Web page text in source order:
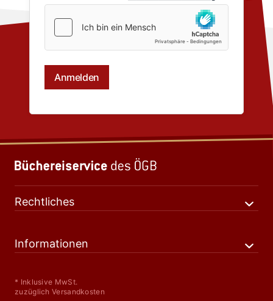
Rechtliches
Informationen
* Inklusive MwSt.
zuzüglich Versandkosten